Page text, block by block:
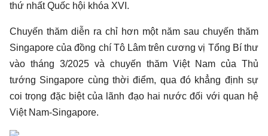
thứ nhất Quốc hội khóa XVI.
Chuyến thăm diễn ra chỉ hơn một năm sau chuyến thăm
Singapore của đồng chí Tô Lâm trên cương vị Tổng Bí thư
vào tháng 3/2025 và chuyến thăm Việt Nam của Thủ
tướng Singapore cùng thời điểm, qua đó khẳng định sự
coi trọng đặc biệt của lãnh đạo hai nước đối với quan hệ
Việt Nam-Singapore.